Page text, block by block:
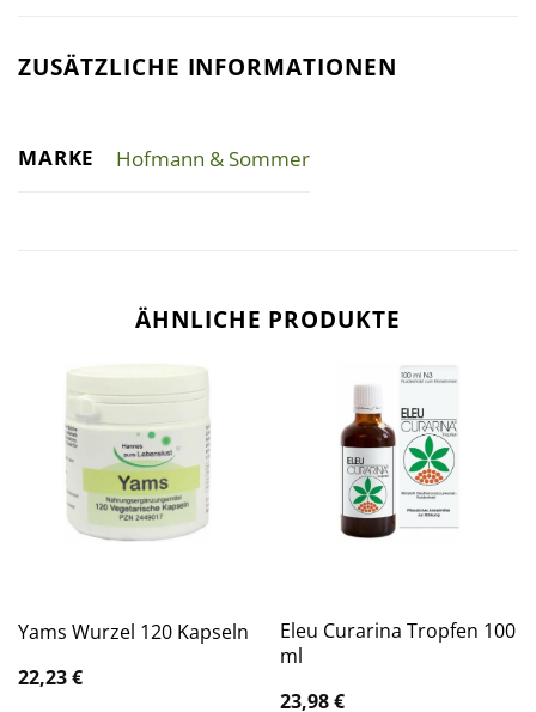
ZUSÄTZLICHE INFORMATIONEN
MARKE Hofmann & Sommer
ÄHNLICHE PRODUKTE
Yams Wurzel 120 Kapseln
22,23€
Eleu Curarina Tropfen 100
ml
23,98€